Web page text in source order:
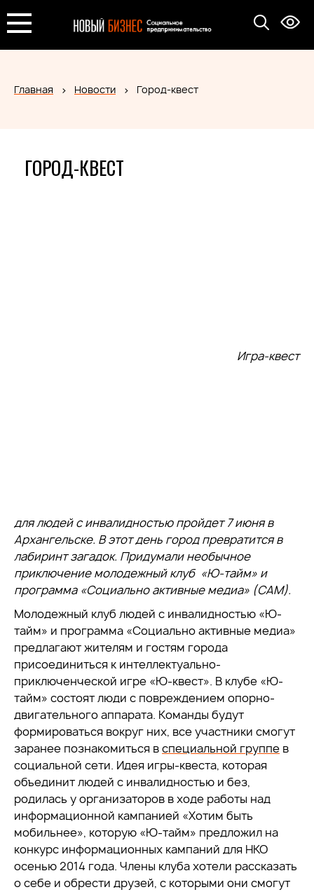
Главная Новости Город-квест
ГОРОД-КВЕСТ
Игра-квест
для людей с инвалидностью пройдет 7 июня в
Архангельске. В этот день город превратится в
лабиринт загадок. Придумали необычное
приключение молодежный клуб «Ю-тайм» и
программа «Социально активные медиа» (САМ).
Молодежный клуб людей с инвалидностью «Ю-
тайм» и программа «Социально активные медиа»
предлагают жителям и гостям города
присоединиться к интеллектуально-
приключенческой игре «Ю-квест». В клубе «Ю-
тайм» состоят люди с повреждением опорно-
двигательного аппарата. Команды будут
формироваться вокруг них, все участники смогут
заранее познакомиться вспециальной группе в
социальной сети. Идея игры-квеста, которая
объединит людей с инвалидностью и без,
родилась у организаторов в ходе работы над
информационной кампанией «Хотим быть
мобильнее», которую «Ю-тайм» предложил на
конкурс информационных кампаний для НКО
осенью 2014 года. Члены клуба хотели рассказать
о себе и обрести друзей, с которыми они смогут